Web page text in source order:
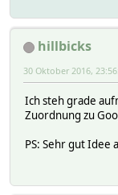
hillbicks
30 Oktober 2016,
Ich steh grade
Zuordnung zu
PS: Sehr gut Idee